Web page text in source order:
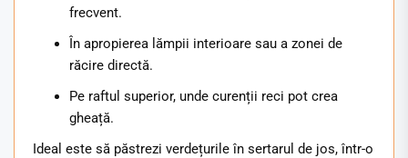
frecvent.
În apropierea lămpii interioare sau a zonei de
răcire directă.
Pe raftul superior, unde curenții reci pot crea
gheață.
Ideal este să păstrezi verdețurile în sertarul de jos, într-o